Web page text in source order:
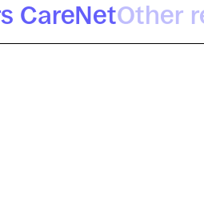
CareNetOther